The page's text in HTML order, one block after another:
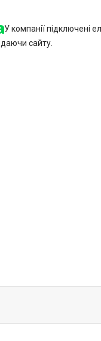
У компанії підключені
сайту.